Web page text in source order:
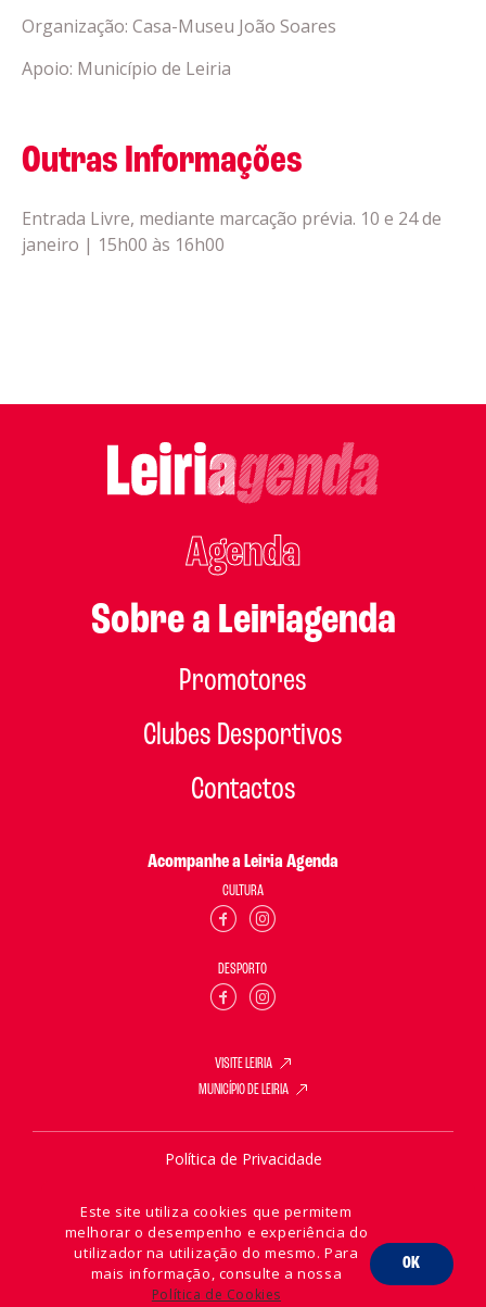
Organização: Casa-Museu João Soares
Apoio: Município de Leiria
Outras Informações
Entrada Livre, mediante marcação prévia. 10 e 24 de
janeiro | 15h00 às 16h00
Agenda
Sobre a Leiriagenda
Promotores
Clubes Desportivos
Contactos
Acompanhe a Leiria Agenda
CULTURA
DESPORTO
VISITE LEIRIA
MUNICÍPIO DE LEIRIA
Política de Privacidade
2026 © Leiria Agenda
Este site utiliza cookies que permitem
melhorar o desempenho e experiência do
utilizador na utilização do mesmo. Para
mais informação, consulte a nossa
Política de Cookies
OK